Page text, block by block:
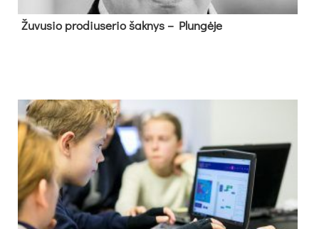
Žu­vu­sio pro­diu­se­rio šak­nys – Plun­gė­je